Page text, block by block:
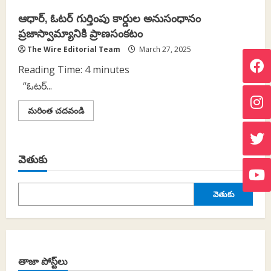
ఆధార్, ఓటర్ గుర్తింపు కార్డుల అనుసంధానం
ప్రజాస్వామ్యానికి ప్రాణసంకటం
The Wire Editorial Team March 27, 2025
Reading Time: 4 minutes
“ఓటర్...
మరింత చదవండిRead
more
అనుసంధానం
ప్రాణసంకటం
వెతుకు
వెతుకు
తాజా పోస్ట్‌లు